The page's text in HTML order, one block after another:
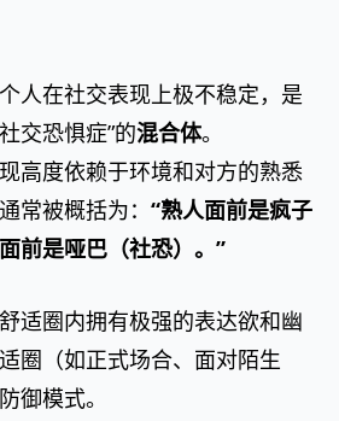
人在社交表现上极不稳定，是
交恐惧症”的混合体。
高度依赖于环境和对方的熟悉
常被概括为： “熟人面前是疯子
前是哑巴（社恐）。”
适圈内拥有极强的表达欲和幽
圈（如正式场合、面对陌生
御模式。